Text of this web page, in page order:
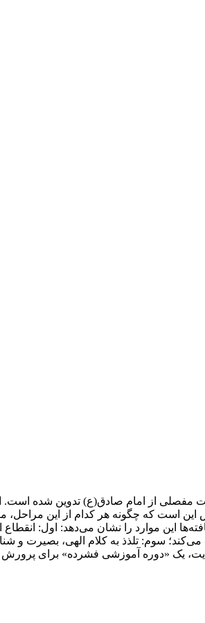
مفصلی از امام صادق(ع) تدوین شده است.
است که چگونه هر کدام از این مراحل،
این موارد را نشان می‌دهد: اول: انقطاع
سوم: تلذذ به کلام الهی، بصیرت و
یک «دوره آموزشی فشرده» برای